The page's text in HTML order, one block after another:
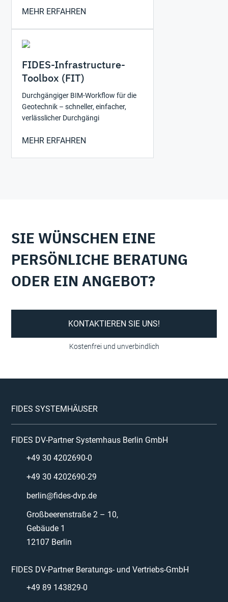
MEHR ERFAHREN
FIDES-Infrastructure-
Toolbox (FIT)
Durchgängiger BIM-Workflow für die
Geotechnik – schneller, einfacher,
verlässlicher Durchgängi
MEHR ERFAHREN
SIE WÜNSCHEN EINE
PERSÖNLICHE BERATUNG
ODER EIN ANGEBOT?
KONTAKTIEREN SIE UNS!
FIDES SYSTEMHÄUSER
FIDES DV-Partner Systemhaus Berlin GmbH
+49 30 4202690-0
+49 30 4202690-29
berlin@fides-dvp.de
Großbeerenstraße 2 – 10,
Gebäude 1
12107 Berlin
FIDES DV-Partner Beratungs- und Vertriebs-GmbH
+49 89 143829-0